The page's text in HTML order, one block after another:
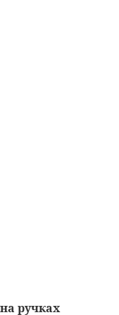
ручках